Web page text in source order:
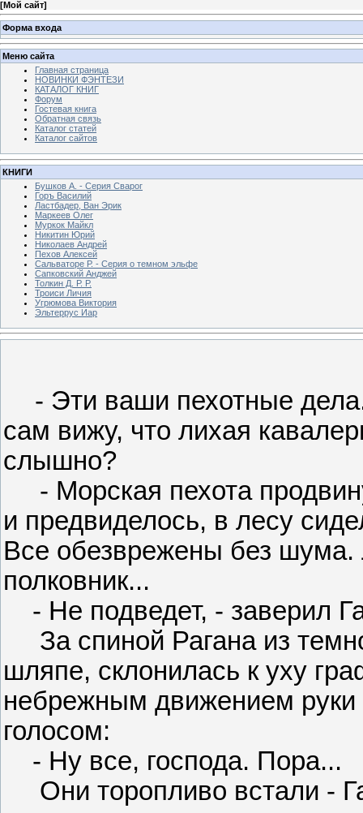
[Мой сайт]
Форма входа
Меню сайта
Главная страница
НОВИНКИ ФЭНТЕЗИ
КАТАЛОГ КНИГ
Форум
Гостевая книга
Обратная связь
Каталог статей
Каталог сайтов
КНИГИ
Бушков А. - Серия Сварог
Горъ Василий
Ластбадер, Ван Эрик
Маркеев Олег
Муркок Майкл
Никитин Юрий
Николаев Андрей
Пехов Алексей
Сальваторе Р. - Серия о темном эльфе
Сапковский Анджей
Толкин Д. Р. Р.
Троиси Личия
Угрюмова Виктория
Эльтеррус Иар
- Эти ваши пехотные
сам вижу, что лихая
слышно?
- Морская пехота
и предвиделось, в лесу
Все обезврежены без
полковник...
- Не подведет, - заверил
За спиной Рагана из
шляпе, склонилась к уху
небрежным движением руки
голосом:
- Ну все, господа. Пора...
Они торопливо встали -